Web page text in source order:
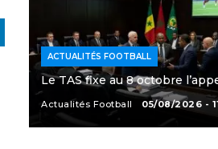
ACTUALITÉS FOOTBALL
Le TAS fixe au 8 octobre
Actualités Football 05/08/2026 -